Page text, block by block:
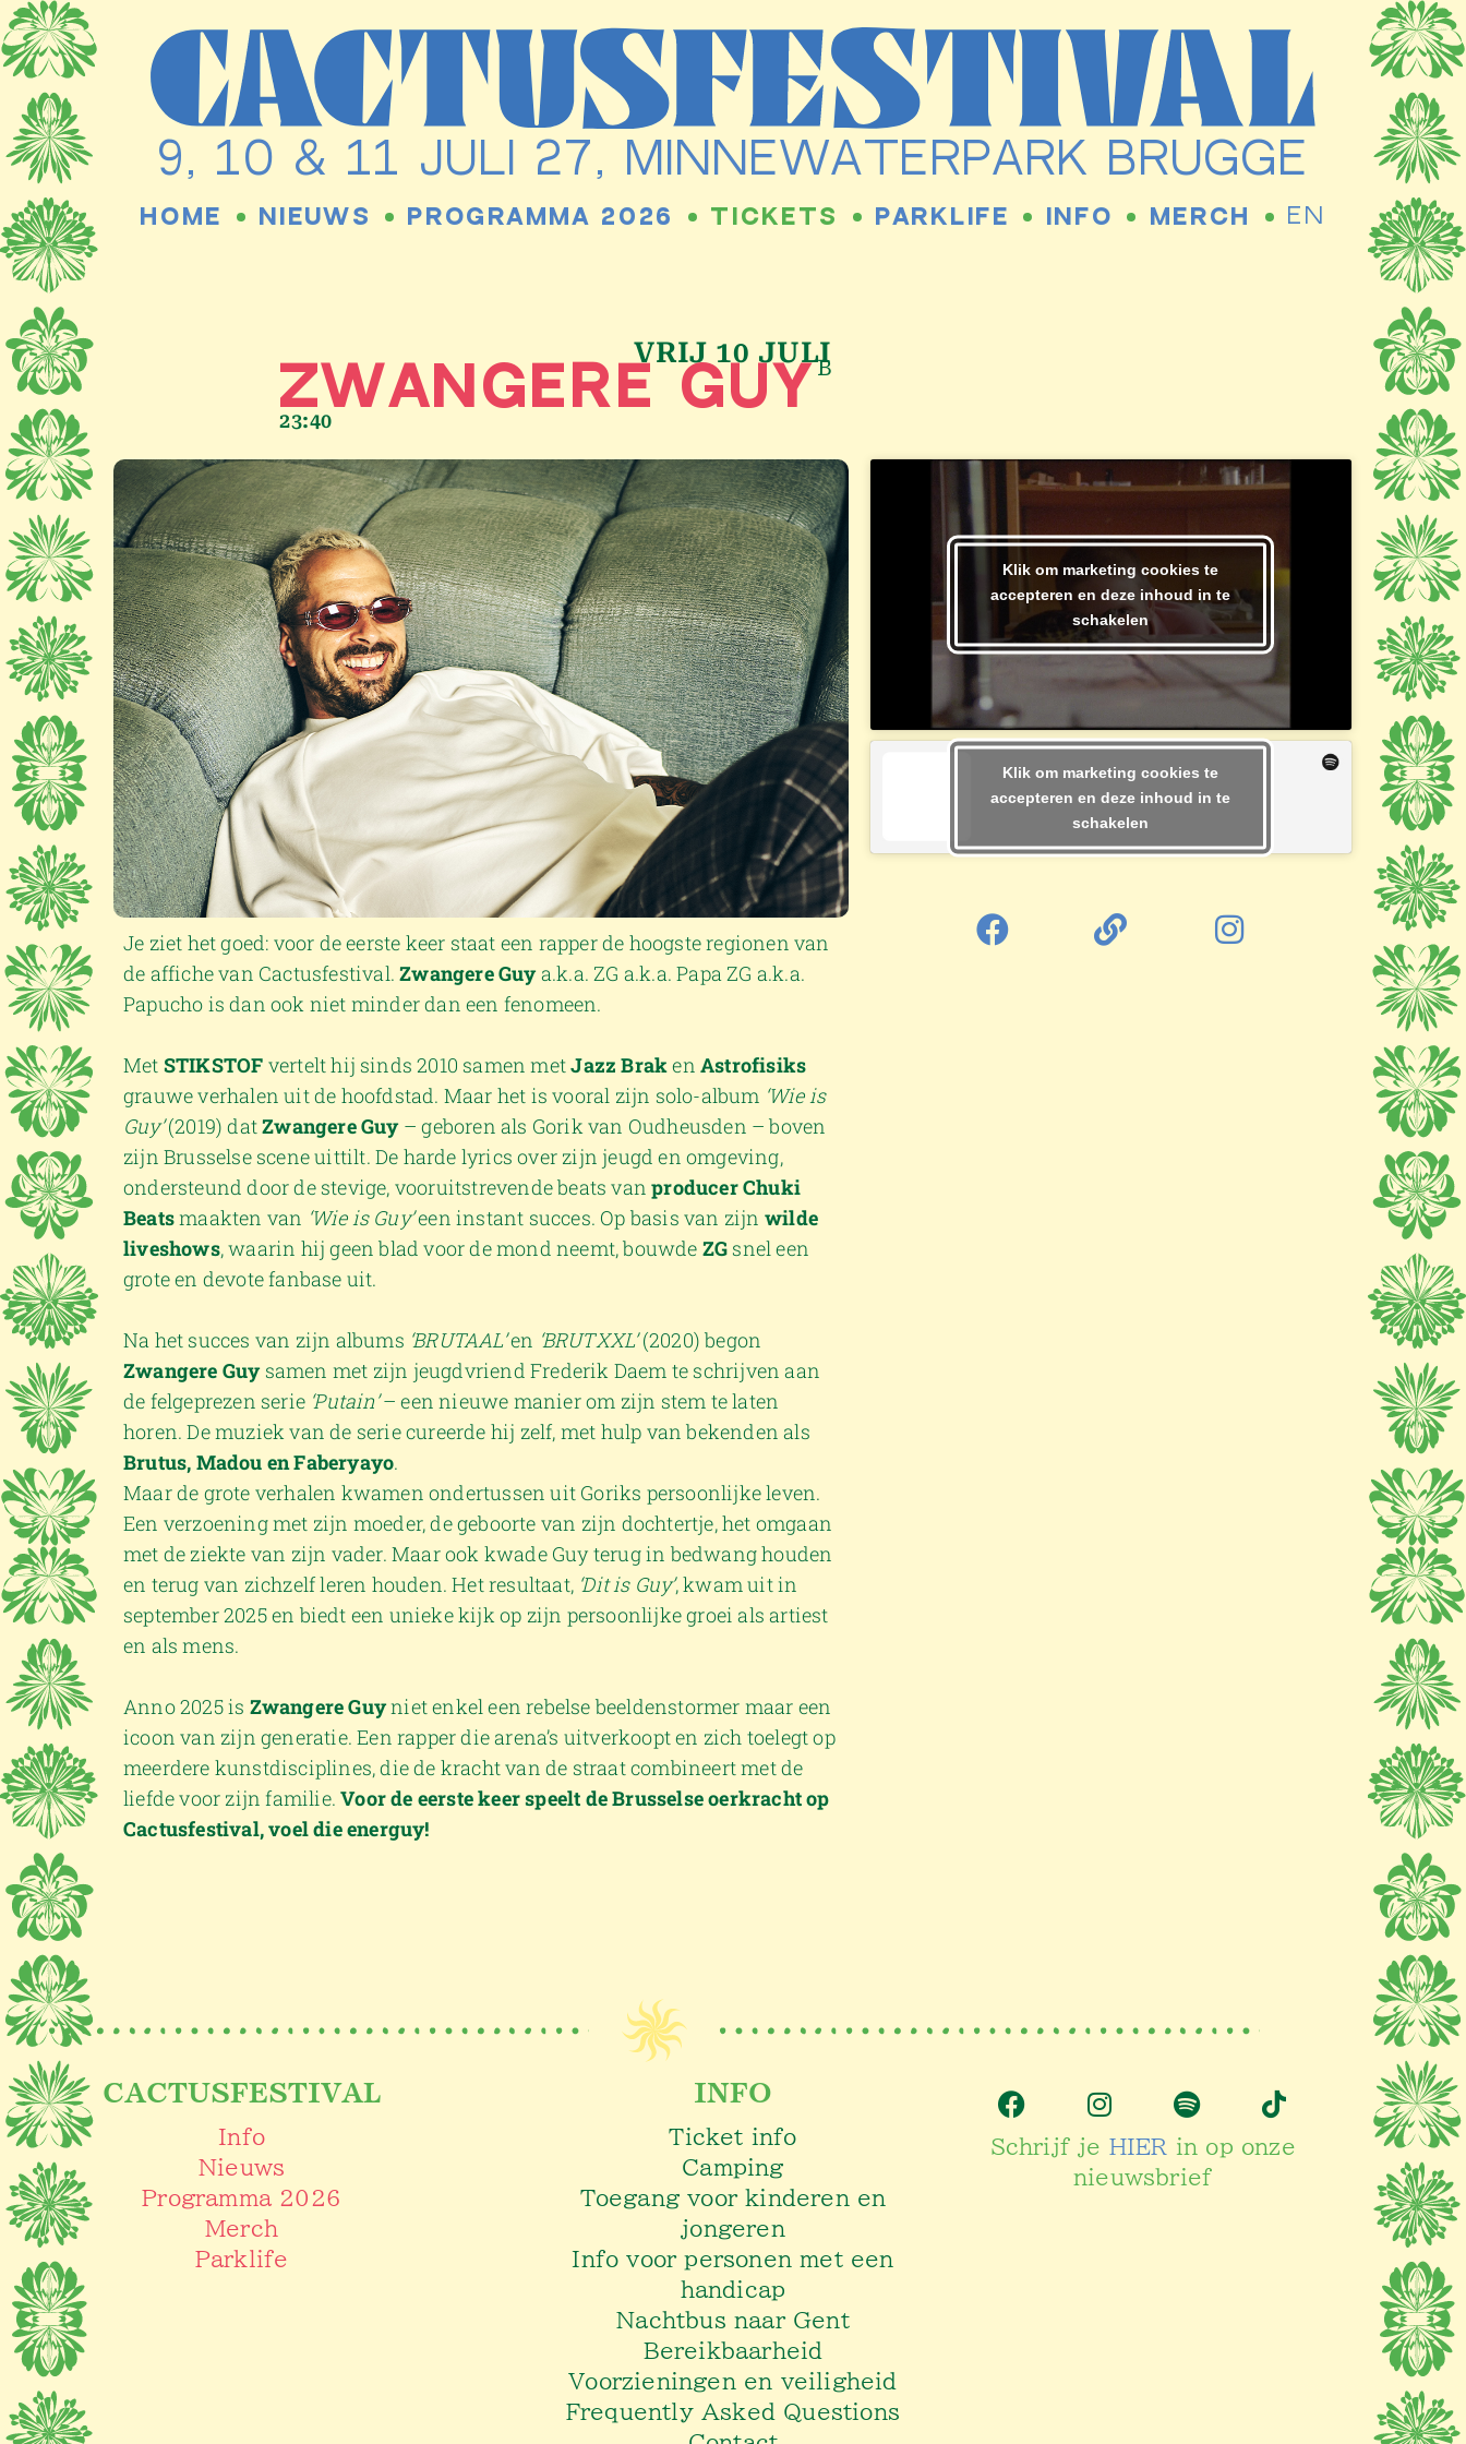
Ga
naar
de
inhoud
9, 10 & 11 JULI 27, MINNEWATERPARK BRUGGE
HOME NIEUWS PROGRAMMA 2026 TICKETS PARKLIFE INFO MERCH EN
VRIJ 10 JULI
ZWANGERE GUY B
23:40
Je ziet het goed: voor de eerste keer staat een rapper de hoogste regionen van
de affiche van Cactusfestival.Zwangere Guya.k.a. ZG a.k.a. Papa ZG a.k.a.
Papucho is dan ook niet minder dan een fenomeen.
Met STIKSTOF vertelt hij sinds 2010 samen metJazz Braken Astrofisiks
grauwe verhalen uit de hoofdstad. Maar het is vooral zijn solo-album ‘Wie is
Guy’(2019) datZwangere Guy– geboren als Gorik van Oudheusden – boven
zijn Brusselse scene uittilt. De harde lyrics over zijn jeugd en omgeving,
ondersteund door de stevige, vooruitstrevende beats vanproducer Chuki
Beatsmaakten van ‘Wie is Guy’een instant succes. Op basis van zijn wilde
liveshows, waarin hij geen blad voor de mond neemt, bouwde ZG snel een
grote en devote fanbase uit.
Na het succes van zijn albums ‘BRUTAAL’en ‘BRUTXXL’(2020) begon
Zwangere Guysamen met zijn jeugdvriend Frederik Daem te schrijven aan
de felgeprezen serie ‘Putain’– een nieuwe manier om zijn stem te laten
horen. De muziek van de serie cureerde hij zelf, met hulp van bekenden als
Brutus, Madou en Faberyayo.
Maar de grote verhalen kwamen ondertussen uit Goriks persoonlijke leven.
Een verzoening met zijn moeder, de geboorte van zijn dochtertje, het omgaan
met de ziekte van zijn vader. Maar ook kwade Guy terug in bedwang houden
en terug van zichzelf leren houden. Het resultaat, ‘Dit is Guy’, kwam uit in
september 2025 en biedt een unieke kijk op zijn persoonlijke groei als artiest
en als mens.
Anno 2025 is Zwangere Guyniet enkel een rebelse beeldenstormer maar een
icoon van zijn generatie. Een rapper die arena’s uitverkoopt en zich toelegt op
meerdere kunstdisciplines, die de kracht van de straat combineert met de
liefde voor zijn familie.Voor de eerste keer speelt de Brusselse oerkracht op
Cactusfestival, voel die energuy!
Klik om marketing cookies te
accepteren en deze inhoud in te
schakelen
Klik om marketing cookies te
accepteren en deze inhoud in te
schakelen
CACTUSFESTIVAL
Info
Nieuws
Programma 2026
Merch
Parklife
INFO
Ticket info
Camping
Toegang voor kinderen en
jongeren
Info voor personen met een
handicap
Nachtbus naar Gent
Bereikbaarheid
Voorzieningen en veiligheid
Frequently Asked Questions
Schrijf je HIER in op onze
nieuwsbrief